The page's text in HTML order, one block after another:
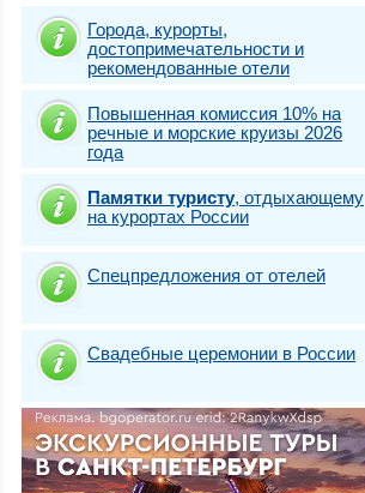
Города, курорты,
достопримечательности и
рекомендованные отели
Повышенная комиссия 10% на
речные и морские круизы 2026
года
Памятки туристу, отдыхающему
на курортах России
Спецпредложения от отелей
Свадебные церемонии в России